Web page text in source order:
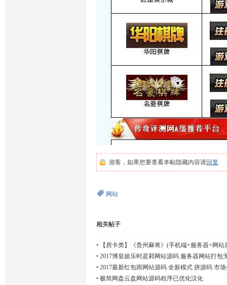
游客，如果您要查看本帖隐藏内容请回复
网站
相关帖子
•
【房卡类】《贵州麻将》(手机端+服务器+网
• 2017博皇娱乐时是䣋网站源码 服务器网站打包
• 2017最新红包雨网站源码 全新模式 拼源码 市
• 极简网盘云盘网站源码程序已优化汉化